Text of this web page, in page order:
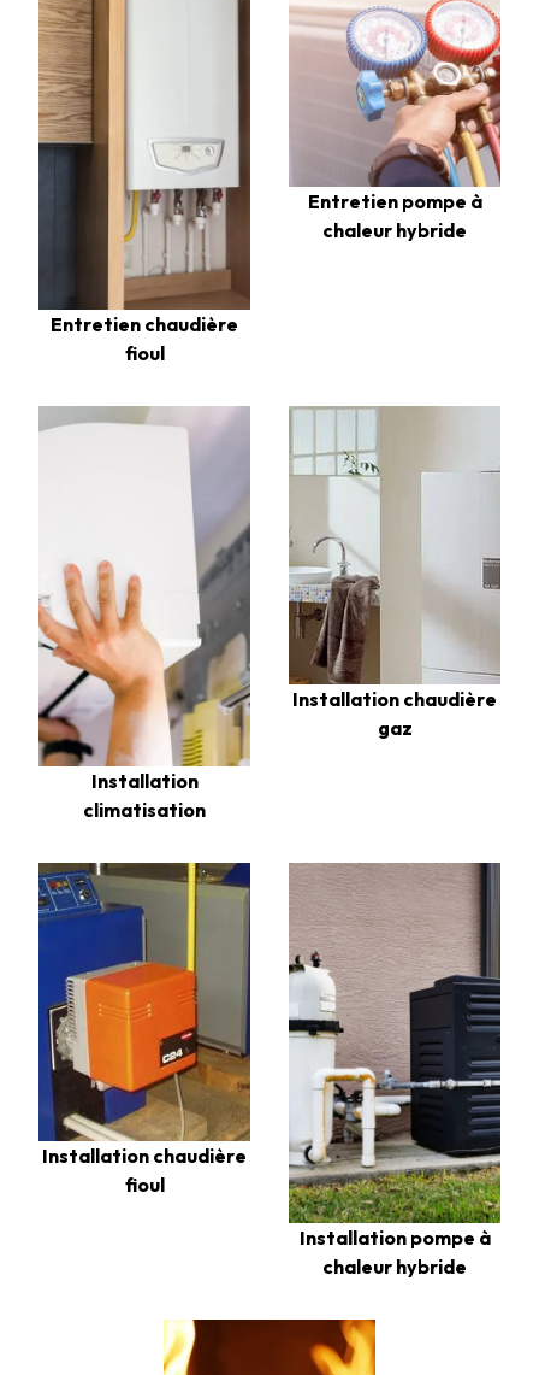
Entretien chaudière
fioul
Entretien pompe à
chaleur hybride
Installation
climatisation
Installation chaudière
gaz
Installation chaudière
fioul
Installation pompe à
chaleur hybride